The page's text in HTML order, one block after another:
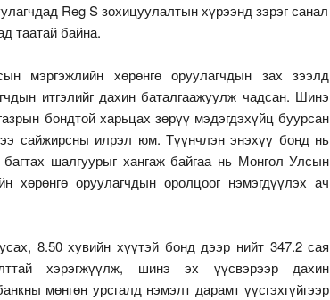
Reg S зохицуулалтын хүрээнд зэрэг санал
таатай байна.
мэргэжлийн хөрөнгө оруулагчдын зах зээлд
итгэлийг дахин баталгаажуулж чадсан. Шинэ
бондтой харьцах зөрүү мэдэгдэхүйц буурсан
сайжирсны илрэл юм. Түүнчлэн энэхүү бонд нь
шалгуурыг хангаж байгаа нь Монгол Улсын
хөрөнгө оруулагчдын оролцоог нэмэгдүүлэх ач
8.50 хувийн хүүтэй бонд дээр нийт 347.2 сая
хэрэгжүүлж, шинэ эх үүсвэрээр дахин
мөнгөн урсгалд нэмэлт дарамт үүсгэхгүйгээр